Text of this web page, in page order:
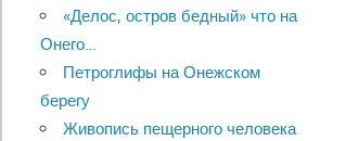
«Делос, остров бедный» что на
Онего…
Петроглифы на Онежском
берегу
Живопись пещерного человека